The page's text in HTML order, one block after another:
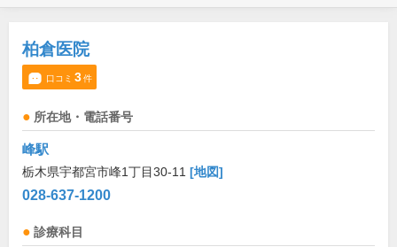
柏倉医院
口コミ 3件
所在地・電話番号
峰駅
栃木県宇都宮市峰1丁目30-11 [地図]
028-637-1200
診療科目